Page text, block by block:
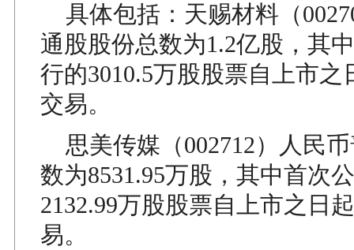
具体包括：天赐材料（
通股股份总数为1.2亿股，其
行的3010.5万股股票自上市之
交易。
思美传媒（002712）人民
数为8531.95万股，其中首次
2132.99万股股票自上市之日
易。